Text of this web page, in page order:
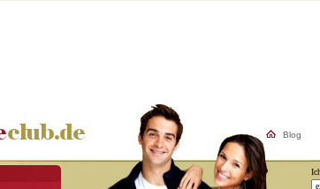
Blog